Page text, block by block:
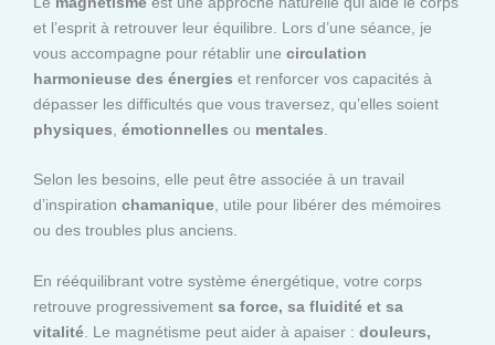
et l’esprit à retrouver leur équilibre. Lors d’une séance, je
vous accompagne pour rétablir une circulation
harmonieuse des énergies et renforcer vos capacités à
dépasser les difficultés que vous traversez, qu’elles soient
physiques émotionnelles ou mentales
Selon les besoins, elle peut être associée à un travail
d’inspiration chamanique, utile pour libérer des mémoires
ou des troubles plus anciens.
En rééquilibrant votre système énergétique, votre corps
retrouve progressivement sa force, sa fluidité et sa
vitalité . Le magnétisme peut aider à apaiser : douleurs,